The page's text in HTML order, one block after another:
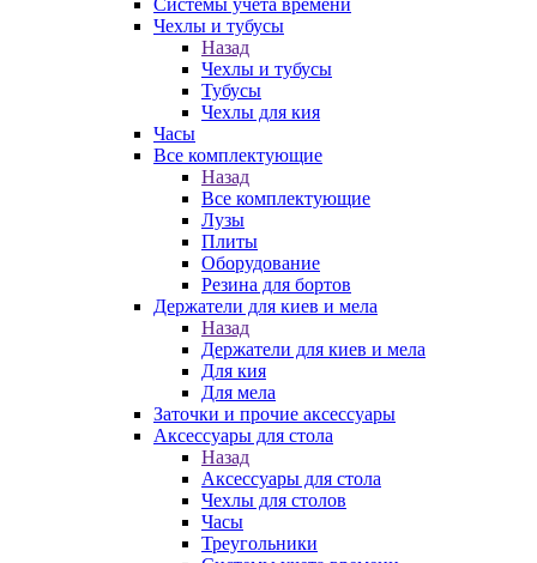
Системы учета времени
Чехлы и тубусы
Назад
Чехлы и тубусы
Тубусы
Чехлы для кия
Часы
Все комплектующие
Назад
Все комплектующие
Лузы
Плиты
Оборудование
Резина для бортов
Держатели для киев и мела
Назад
Держатели для киев и мела
Для кия
Для мела
Заточки и прочие аксессуары
Аксессуары для стола
Назад
Аксессуары для стола
Чехлы для столов
Часы
Треугольники